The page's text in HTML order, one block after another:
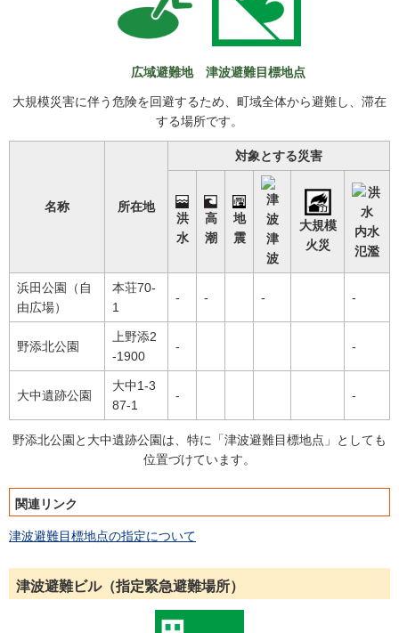
広域避難地 津波避難目標地点
大規模災害に伴う危険を回避するため、町域全体から避難し、滞在
する場所です。
名称 所在地
対象とする災害
洪
水
高
潮
地
震
津
波
大規模
火災
内水
氾濫
浜田公園（自
由広場）
本荘70-
1
- - - -
野添北公園
上野添2
-1900
- -
大中遺跡公園
大中1-3
87-1
- -
野添北公園と大中遺跡公園は、特に「津波避難目標地点」としても
位置づけています。
関連リンク
津波避難目標地点の指定について
津波避難ビル（指定緊急避難場所）